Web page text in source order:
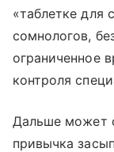
«таблетке для
сомнологов,
ограниченное
контроля
Дальше может
привычка